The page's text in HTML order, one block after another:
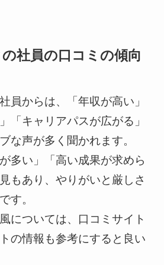
社員の口コミの傾向
員からは、「年収が高い」
「キャリアパスが広がる」
な声が多く聞かれます。
多い」「高い成果が求めら
もあり、やりがいと厳しさ
す。
については、口コミサイト
の情報も参考にすると良い